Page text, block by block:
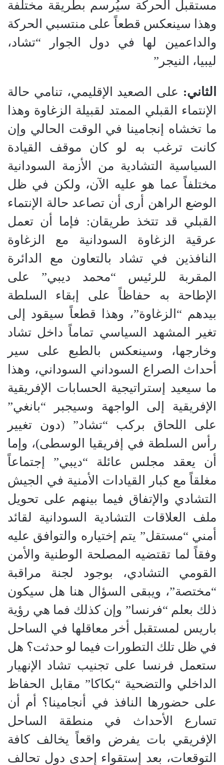
مستقبل الحركة سيُرسم بطريقة مختلفة
وهذا سينعكس قطعاً على منتسبي الحركة
والداعمين لها في دول الجوار “تشاد،
ليبيا، النيجر”
الثاني: على الصعيد الإقليمي، تنامي حالة
الإنتماء القبلي الممتد لقبيلة الزغاوة وهذا
ما تخشاه إنجامينا في الوقت الحالي وإن
كانت ترغب به لو كان موقف القيادة
السياسية التشادية من الأزمة السودانية
مختلفاً عما هو عليه الآن، ولكن في ظل
الوضع الراهن أرى أن تصاعد حالة الإنتماء
القبلي قد تتخذ طريقان: فإما أن تعمل
عرقية الزغاوة السودانية مع الزغاوة
النافذين في تشاد بالتعاون مع الدائرة
المقربة للرئيس “محمد ديبي” على
الإطاحة به حفاظاً على إبقاء السلطة
بيدهم “الزغاوة”، وهذا قطعاً سيقود إلى
تغير المشهد السياسي تماماً داخل تشاد
وخارجها، وسينعكس بالطبع على سير
أحداث الصراع السوداني السوداني، وهذا
ما سيعيد إستراتيجية الحسابات الإفريقية
الإفريقية إلى الواجهة وسيجبر “بانغي”
على اللحاق بركب “تشاد” (دون تغيير
رأس السلطة في إفريقيا الوسطى)، وإما
أن يعقد مجلس عائلة “ديبي” إجتماعاً
مغلقاً مع كبار القيادات الأمنية في الجيش
التشادي والإتفاق فيما بينهم على تحويل
ملف العلاقات التشادية السودانية لقائد
أمني “مستقل” يتم إختياره والتوافق عليه
وفقاً لما تقتضيه المصلحة الوطنية والأمن
القومي التشادي، بوجود لجنة مراقبة
“مختصة”، ويبقى السؤال هنا هل سيكون
ذلك بعلم “فرنسا” وإن كذلك فما هي رؤية
باريس لمستقبل أخر معاقلها في الساحل
في ظل تلك التطورات فيما لو حدثت؟ هل
ستعمل فرنسا على تجنيب تشاد الإنهيار
الداخلي والتضحية “بكاكا” مقابل الحفاظ
على حضورها النافذ في أنجامينا؟ أم أن
تسارع الأحداث في منطقة الساحل
الإفريقي بات يفرض واقعاً يخالف كافة
التوقعات، بعد إستقواء إحدى دول تحالف